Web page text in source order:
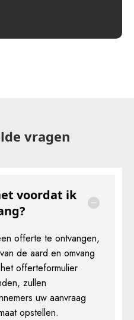
vragen
voordat ik
offerte te ontvangen,
de aard en omvang
offerteformulier
zullen
uw aanvraag
opstellen.